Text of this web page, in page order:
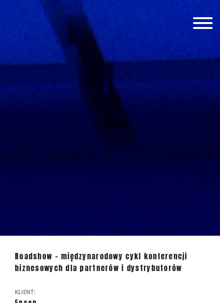
Roadshow – międzynarodowy cykl konferencji
biznesowych dla partnerów i dystrybutorów
KLIENT: